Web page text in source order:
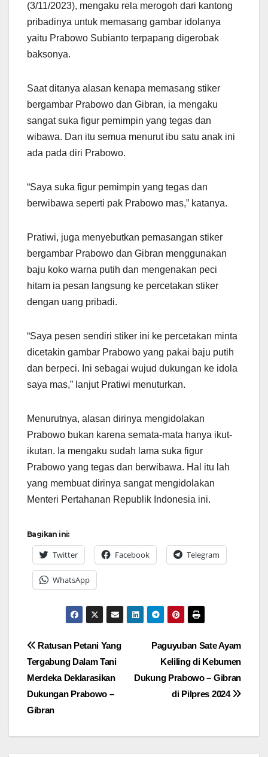
(3/11/2023), mengaku rela merogoh dari kantong
pribadinya untuk memasang gambar idolanya
yaitu Prabowo Subianto terpapang digerobak
baksonya.
Saat ditanya alasan kenapa memasang stiker
bergambar Prabowo dan Gibran, ia mengaku
sangat suka figur pemimpin yang tegas dan
wibawa. Dan itu semua menurut ibu satu anak ini
ada pada diri Prabowo.
“Saya suka figur pemimpin yang tegas dan
berwibawa seperti pak Prabowo mas,” katanya.
Pratiwi, juga menyebutkan pemasangan stiker
bergambar Prabowo dan Gibran menggunakan
baju koko warna putih dan mengenakan peci
hitam ia pesan langsung ke percetakan stiker
dengan uang pribadi.
“Saya pesen sendiri stiker ini ke percetakan minta
dicetakin gambar Prabowo yang pakai baju putih
dan berpeci. Ini sebagai wujud dukungan ke idola
saya mas,” lanjut Pratiwi menuturkan.
Menurutnya, alasan dirinya mengidolakan
Prabowo bukan karena semata-mata hanya ikut-
ikutan. Ia mengaku sudah lama suka figur
Prabowo yang tegas dan berwibawa. Hal itu lah
yang membuat dirinya sangat mengidolakan
Menteri Pertahanan Republik Indonesia ini.
Bagikan ini:
Twitter Facebook Telegram
WhatsApp
Navigasi
pos
Paguyuban Sate Ayam
Keliling di Kebumen
Dukung Prabowo – Gibran
di Pilpres 2024
Ratusan Petani Yang
Tergabung Dalam Tani
Merdeka Deklarasikan
Dukungan Prabowo –
Gibran